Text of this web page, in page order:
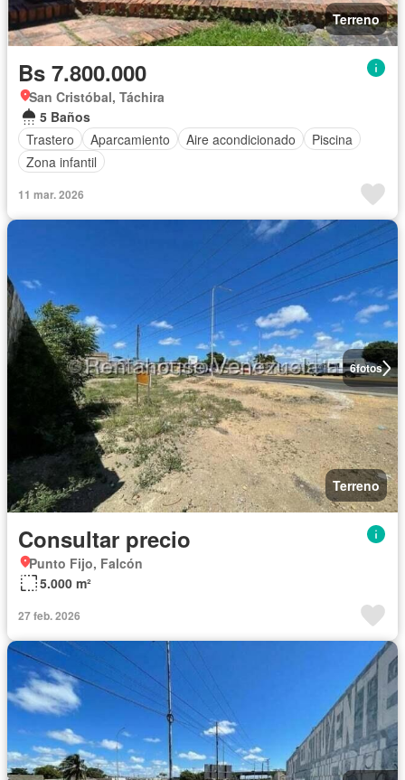
Terreno
Bs 7.800.000
San Cristóbal, Táchira
5 Baños
Trastero
Aparcamiento Aire acondicionado
Piscina
Zona infantil
11 mar. 2026
6fotos
Terreno
Consultar precio
Punto Fijo, Falcón
5.000 m²
27 feb. 2026